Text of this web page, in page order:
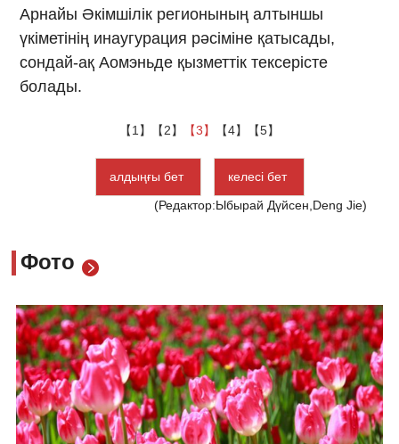
Арнайы Әкімшілік регионының алтыншы
үкіметінің инаугурация рәсіміне қатысады,
сондай-ақ Аомэньде қызметтік тексерісте
болады.
【1】 【2】 【3】 【4】 【5】
алдыңғы бет
келесі бет
(Редактор:Ыбырай Дүйсен,Deng Jie)
Фото